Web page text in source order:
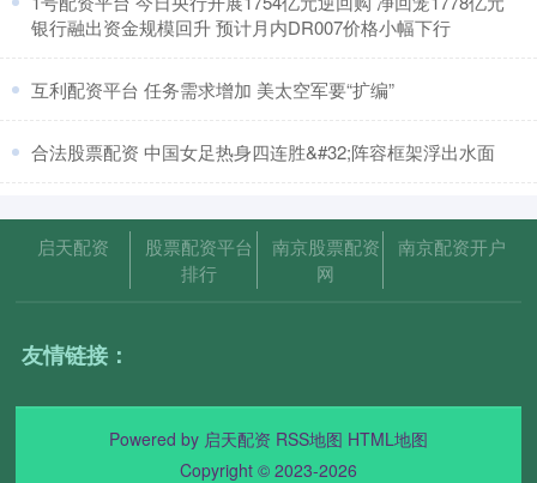
银行融出资金规模回升 预计月内DR007价格小幅下行
​互利配资平台 任务需求增加 美太空军要“扩编”
​合法股票配资 中国女足热身四连胜&#32;阵容框架浮出水面
启天配资
股票配资平台
排行
南京股票配资
网
南京配资开户
友情链接：
Powered by 启天配资 RSS地图 HTML地图
Copyright © 2023-2026